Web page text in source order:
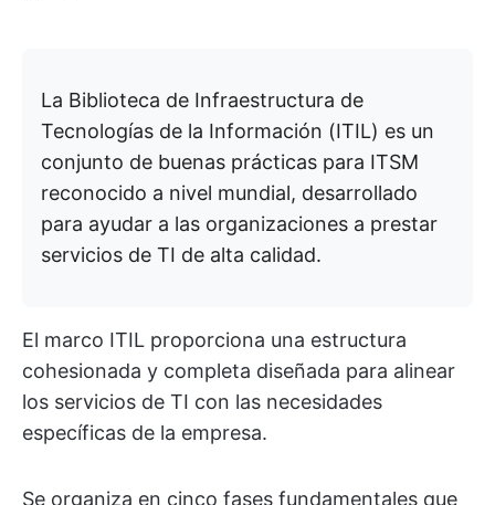
La Biblioteca de Infraestructura de
Tecnologías de la Información (ITIL) es un
conjunto de buenas prácticas para ITSM
reconocido a nivel mundial, desarrollado
para ayudar a las organizaciones a prestar
servicios de TI de alta calidad.
El marco ITIL proporciona una estructura
cohesionada y completa diseñada para alinear
los servicios de TI con las necesidades
específicas de la empresa.
Se organiza en cinco fases fundamentales que